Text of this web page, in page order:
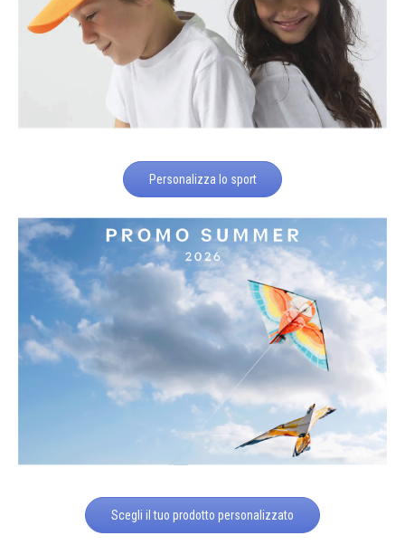
Personalizza lo sport
Scegli il tuo prodotto personalizzato